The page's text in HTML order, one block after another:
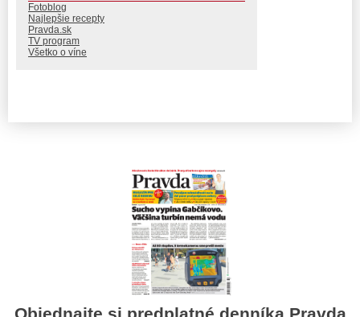
Fotoblog
Najlepšie recepty
Pravda.sk
TV program
Všetko o víne